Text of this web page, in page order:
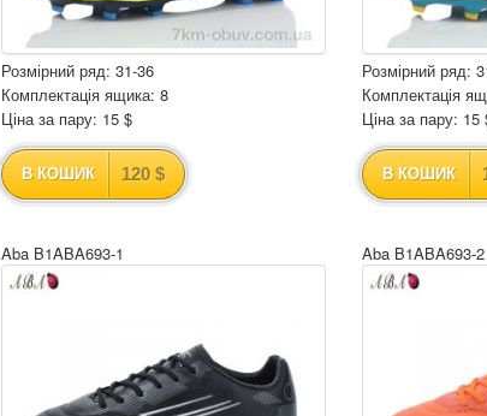
Розмірний ряд: 31-36
Комплектація ящика: 8
Ціна за пару: 15 $
В КОШИК 120 $
Розмірний ряд:
Комплектація
Ціна за пару: 15
В КОШИК
Aba B1ABA693-1 Aba B1ABA693-2